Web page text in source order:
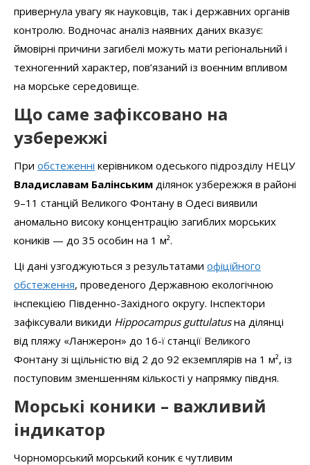
привернула увагу як науковців, так і державних органів
контролю. Водночас аналіз наявних даних вказує:
ймовірні причини загибелі можуть мати регіональний і
техногенний характер, пов’язаний із воєнним впливом
на морське середовище.
Що саме зафіксовано на
узбережжі
При обстеженні керівником одеського підрозділу НЕЦУ
Владиславам Балінським ділянок узбережжя в районі
9–11 станцій Великого Фонтану в Одесі виявили
аномально високу концентрацію загиблих морських
коників — до 35 особин на 1 м².
Ці дані узгоджуються з результатами офіційного
обстеження, проведеного Державною екологічною
інспекцією Південно-Західного округу. Інспектори
зафіксували викиди Hippocampus guttulatusна ділянці
від пляжу «Ланжерон» до 16-ї станції Великого
Фонтану зі щільністю від 2 до 92 екземплярів на 1 м², із
поступовим зменшенням кількості у напрямку півдня.
Морські коники – важливий
індикатор
Чорноморський морський коник є чутливим